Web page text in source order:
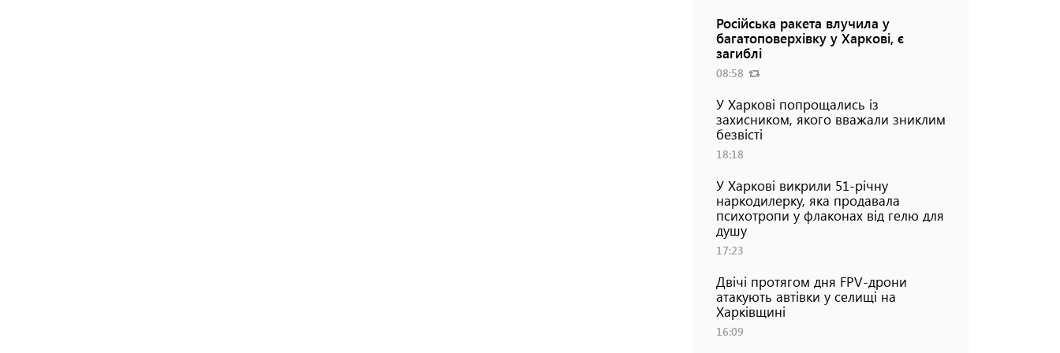
Російська ракета влучила у
багатоповерхівку у Харкові, є
загиблі
08:58
У Харкові попрощались із
захисником, якого вважали зниклим
безвісті
18:18
У Харкові викрили 51-річну
наркодилерку, яка продавала
психотропи у флаконах від гелю для
душу
17:23
Двічі протягом дня FPV-дрони
атакують автівки у селищі на
Харківщині
16:09